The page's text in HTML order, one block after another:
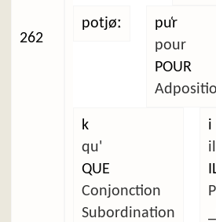
262
potjøː
pu̜r
pour
POUR
k
qu'
QUE
Conjonction
Subordination
i
il